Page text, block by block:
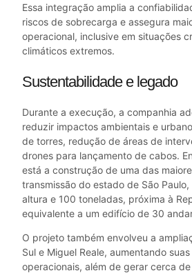
Essa integração amplia a
riscos de sobrecarga e assegura
operacional, inclusive em situações
climáticos extremos.
Sustentabilidade e legado
Durante a execução, a companhia
reduzir impactos ambientais e
de torres, redução de áreas de
drones para lançamento de cabos.
está a construção de uma das
transmissão do estado de São
altura e 100 toneladas, próxima à
equivalente a um edifício de 30
O projeto também envolveu a
Sul e Miguel Reale, aumentando
operacionais, além de gerar cerca